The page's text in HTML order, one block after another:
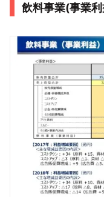
飲料事業(事業